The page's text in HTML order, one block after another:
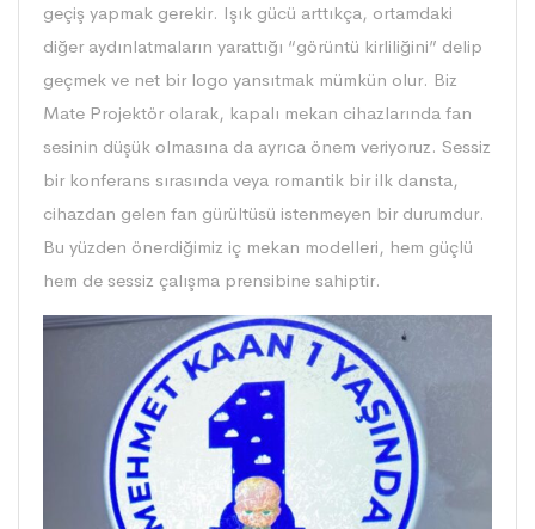
geçiş yapmak gerekir. Işık gücü arttıkça, ortamdaki
diğer aydınlatmaların yarattığı “görüntü kirliliğini” delip
geçmek ve net bir logo yansıtmak mümkün olur. Biz
Mate Projektör olarak, kapalı mekan cihazlarında fan
sesinin düşük olmasına da ayrıca önem veriyoruz. Sessiz
bir konferans sırasında veya romantik bir ilk dansta,
cihazdan gelen fan gürültüsü istenmeyen bir durumdur.
Bu yüzden önerdiğimiz iç mekan modelleri, hem güçlü
hem de sessiz çalışma prensibine sahiptir.